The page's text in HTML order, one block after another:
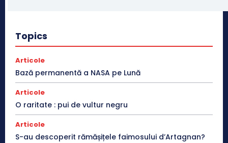
Topics
Articole
Bază permanentă a NASA pe Lună
Articole
O raritate : pui de vultur negru
Articole
S-au descoperit rămășițele faimosului d’Artagnan?